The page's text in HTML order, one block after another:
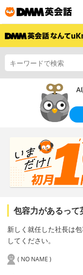
包容力があるって
新しく就任した社長は
してください。
( NO NAME )